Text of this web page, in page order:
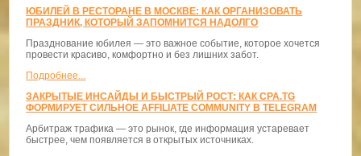
ЮБИЛЕЙ В РЕСТОРАНЕ В МОСКВЕ: КАК ОРГАНИЗОВАТЬ
ПРАЗДНИК, КОТОРЫЙ ЗАПОМНИТСЯ НАДОЛГО
Празднование юбилея — это важное событие, которое хочется
провести красиво, комфортно и без лишних забот.
Подробнее...
ЗАКРЫТЫЕ ИНСАЙДЫ И БЫСТРЫЙ РОСТ: КАК CPA.TG
ФОРМИРУЕТ СИЛЬНОЕ AFFILIATE COMMUNITY В TELEGRAM
Арбитраж трафика — это рынок, где информация устаревает
быстрее, чем появляется в открытых источниках.